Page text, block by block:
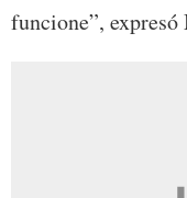
funcione”,